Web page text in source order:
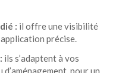
: il offre une visibilité
précise.
ils s’adaptent à vos
pour un